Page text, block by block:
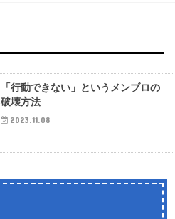
「行動できない」というメンブロの
破壊方法
2023.11.08